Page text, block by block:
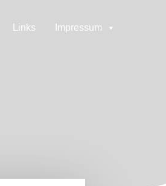
Links Impressum